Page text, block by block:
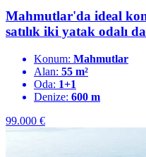
Mahmutlar'da ideal
satılık iki yatak odalı
Konum: Mahmutlar
Alan: 55 m²
Oda: 1+1
Denize: 600 m
99.000 €